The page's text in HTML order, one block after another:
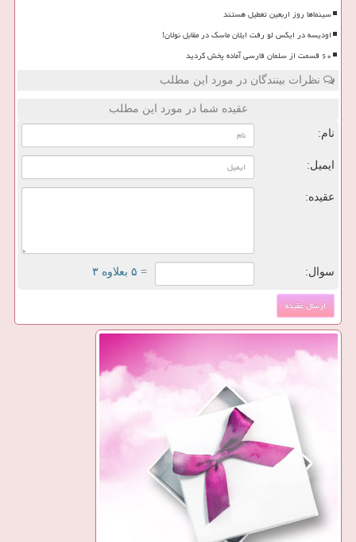
سینماها روز اربعین تعطیل هستند
اودیسه در ایکس لو رفت ایلان ماسک در مقابل نولان!
۶۰ قسمت از سلمان فارسی آماده پخش گردید
نظرات بینندگان در مورد این مطلب
عقیده شما در مورد این مطلب
نام:
ایمیل:
عقیده:
سوال: = ۵ بعلاوه ۳